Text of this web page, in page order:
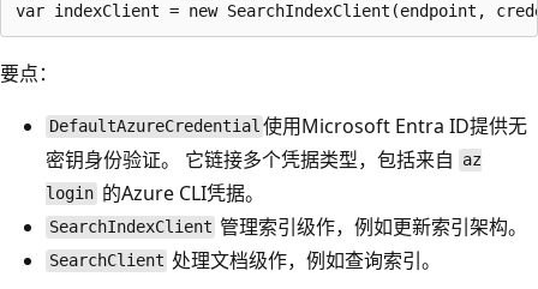
要点：
DefaultAzureCredential 使用Microsoft Entra ID提供无
密钥身份验证。 它链接多个凭据类型，包括来自
az
login 的Azure CLI凭据。
SearchIndexClient 管理索引级作，例如更新索引架构。
SearchClient 处理文档级作，例如查询索引。